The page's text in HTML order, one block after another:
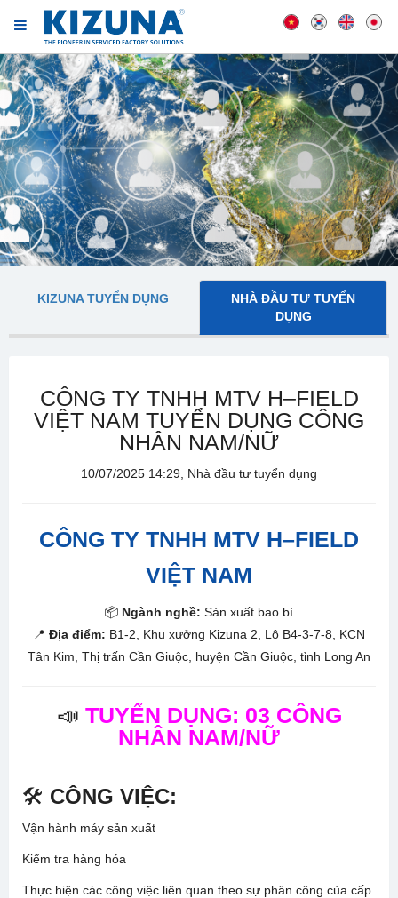
KIZUNA TUYỂN DỤNG
NHÀ ĐẦU TƯ TUYỂN
DỤNG
CÔNG TY TNHH MTV H–FIELD
VIỆT NAM TUYỂN DỤNG CÔNG
NHÂN NAM/NỮ
10/07/2025 14:29, Nhà đầu tư tuyển dụng
CÔNG TY TNHH MTV H–FIELD
VIỆT NAM
📦 Ngành nghề: Sản xuất bao bì
📍 Địa điểm: B1-2, Khu xưởng Kizuna 2, Lô B4-3-7-8, KCN
Tân Kim, Thị trấn Cần Giuộc, huyện Cần Giuộc, tỉnh Long An
📣 TUYỂN DỤNG: 03 CÔNG
NHÂN NAM/NỮ
🛠️ CÔNG VIỆC:
Vận hành máy sản xuất
Kiểm tra hàng hóa
Thực hiện các công việc liên quan theo sự phân công của cấp